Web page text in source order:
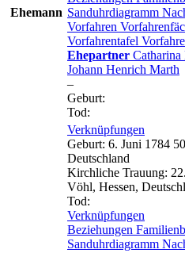
Ehemann Sanduhrdiagramm
Vorfahren
Vorfahrentafel
Ehepartner Catharina
Johann Henrich Marth
–
Geburt:
Tod:
Verknüpfungen
Geburt: 6. Juni 1784 50
Deutschland
Kirchliche Trauung:
Vöhl, Hessen,
Tod:
Verknüpfungen
Beziehungen
Sanduhrdiagramm